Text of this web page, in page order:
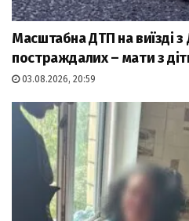
Масштабна ДТП на виїзді з
постраждалих – мати з
03.08.2026, 20:59